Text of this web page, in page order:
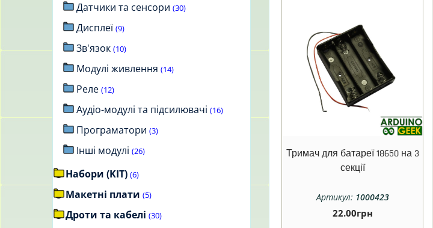
Тримач для батареї 18650 на 3
секції
Артикул: 1000423
22.00грн
Датчики та сенсори (30)
Дисплеї (9)
Зв'язок (10)
Модулі живлення (14)
Реле (12)
Аудіо-модулі та підсилювачі (16)
Програматори (3)
Інші модулі (26)
Набори (KIT) (6)
Макетні плати (5)
Дроти та кабелі (30)